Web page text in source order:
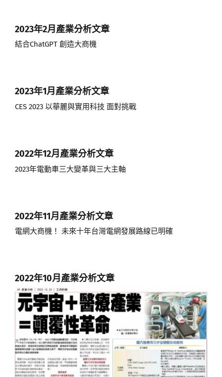
2023年2月 產業分析文章
結合ChatGPT 創造大商機
2023年1月 產業分析文章
CES 2023 以華麗與實用科技 面對挑戰
2022年12月產業分析文章
2023年電動車三大變革與三大主軸
2022年11月產業分析文章
電網大商機！ 未來十年台灣電網發展路線已明確
2022年10月產業分析文章